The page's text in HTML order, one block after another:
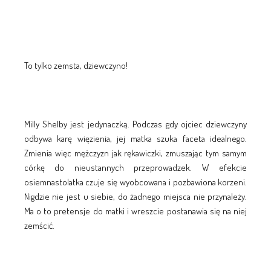
To tylko zemsta, dziewczyno!
Milly Shelby jest jedynaczką. Podczas gdy ojciec dziewczyny
odbywa karę więzienia, jej matka szuka faceta idealnego.
Zmienia więc mężczyzn jak rękawiczki, zmuszając tym samym
córkę do nieustannych przeprowadzek. W efekcie
osiemnastolatka czuje się wyobcowana i pozbawiona korzeni.
Nigdzie nie jest u siebie, do żadnego miejsca nie przynależy.
Ma o to pretensje do matki i wreszcie postanawia się na niej
zemścić.